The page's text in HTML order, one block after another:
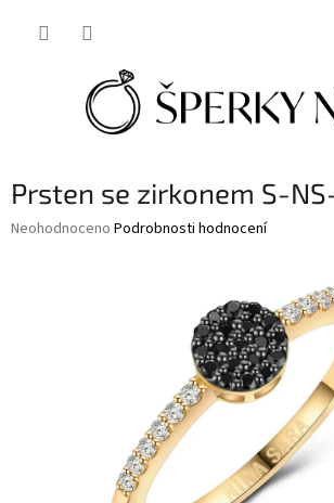
Prsten se zirkonem S-
Průměrné
Neohodnoceno Podrobnosti hodnocení